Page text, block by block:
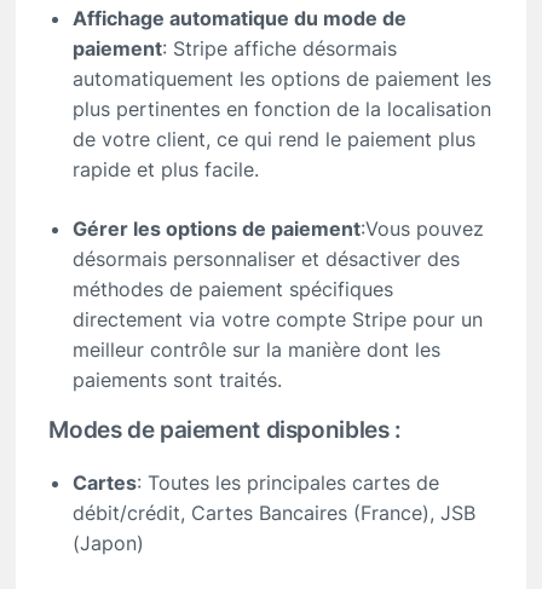
Affichage automatique du mode de
paiement: Stripe affiche désormais
automatiquement les options de paiement les
plus pertinentes en fonction de la localisation
de votre client, ce qui rend le paiement plus
rapide et plus facile.
Gérer les options de paiement:Vous pouvez
désormais personnaliser et désactiver des
méthodes de paiement spécifiques
directement via votre compte Stripe pour un
meilleur contrôle sur la manière dont les
paiements sont traités.
Modes de paiement disponibles :
Cartes: Toutes les principales cartes de
débit/crédit, Cartes Bancaires (France), JSB
(Japon)